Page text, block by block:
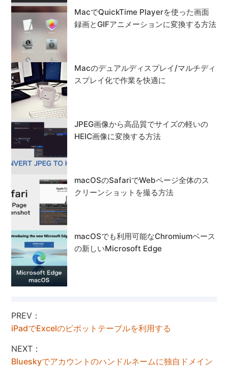
MacでQuickTime Playerを使った画面
録画とGIFアニメーションに変換する方法
Macのデュアルディスプレイ/マルチディ
スプレイ化で作業を快適に
JPEG画像から高品質でサイズの軽いの
HEIC画像に変換する方法
macOSのSafariでWebページ全体のス
クリーンショットを撮る方法
macOSでも利用可能なChromiumベース
の新しいMicrosoft Edge
PREV：
iPadでExcelのピボットテーブルを利用する
NEXT：
Blueskyでアカウントのハンドルネームに独自ドメイン